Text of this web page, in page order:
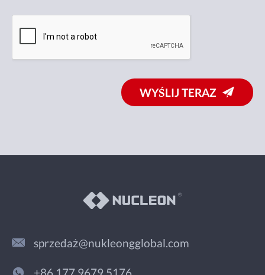
WYŚLIJ TERAZ
sprzedaż@nukleongglobal.com